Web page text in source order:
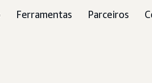
Ferramentas Parceiros